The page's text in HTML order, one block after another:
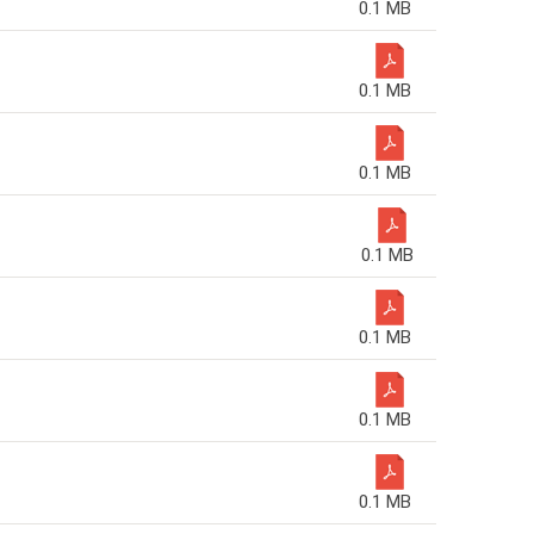
0.1 MB
0.1 MB
0.1 MB
0.1 MB
0.1 MB
0.1 MB
0.1 MB